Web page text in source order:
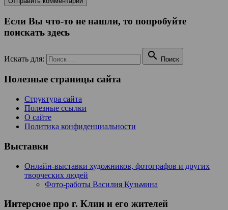
Если Вы что-то не нашли, то попробуйте
поискать здесь
Искать для:  Поиск
Полезные страницы сайта
Структура сайта
Полезные ссылки
О сайте
Политика конфиденциальности
Выставки
Онлайн-выставки художников, фотографов и других
творческих людей
Фото-работы Василия Кузьмина
Интерсное про г. Клин и его жителей